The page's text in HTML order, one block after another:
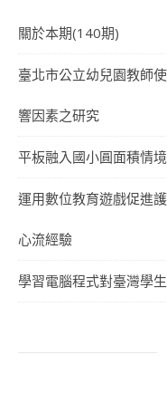
關於本期(140期)
臺北市公立幼兒園教師
響因素之研究
平板融入國小圓面積情
運用數位教育遊戲促進
心流經驗
學習電腦程式對臺灣學